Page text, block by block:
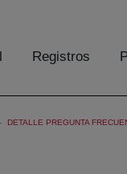
Registros
DETALLE PREGUNTA